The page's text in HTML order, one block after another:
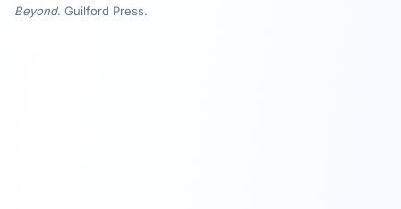
Beyond. Guilford Press.